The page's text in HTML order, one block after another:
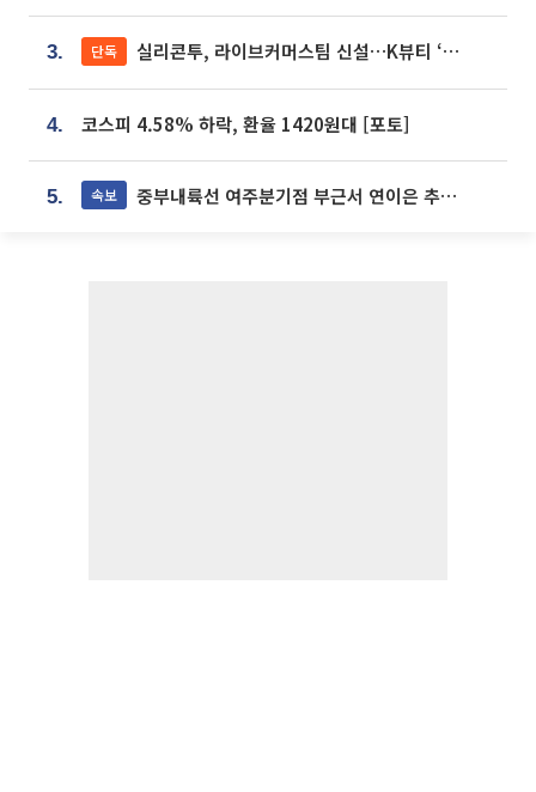
3. 단독 실리콘투, 라이브커머스팀 신설…K뷰티 ‘글로벌 판매망’ 확대[K뷰티 라방戰]
4. 코스피 4.58% 하락, 환율 1420원대 [포토]
5. 속보 중부내륙선 여주분기점 부근서 연이은 추돌사고 발생